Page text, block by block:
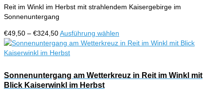
können
Produktseite
gewählt
Reit im Winkl im Herbst mit strahlendem Kaisergebirge im
Sonnenuntergang
€49,50 – €324,50Preisspanne:
€49,50
bis
Ausführung wählen
Produkt
Varianten
auf.
Sonnenuntergang am Wetterkreuz in Reit im Winkl mit
Blick Kaiserwinkl im Herbst